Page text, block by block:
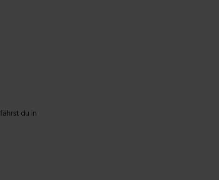
du in